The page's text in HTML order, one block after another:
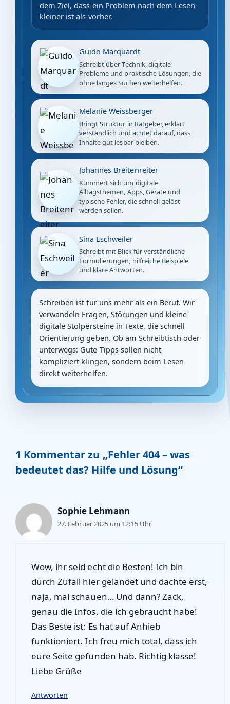
dem Ziel, dass ein Problem nach dem Lesen
kleiner ist als vorher.
Guido Marquardt
Schreibt über Technik, digitale
Probleme und praktische Lösungen, die
ohne langes Suchen weiterhelfen.
Melanie Weissberger
Bringt Struktur in Ratgeber, erklärt
verständlich und achtet darauf, dass
Inhalte gut lesbar bleiben.
Johannes Breitenreiter
Kümmert sich um digitale
Alltagsthemen, Apps, Geräte und
typische Fehler, die schnell gelöst
werden sollen.
Sina Eschweiler
Schreibt mit Blick für verständliche
Formulierungen, hilfreiche Beispiele
und klare Antworten.
Schreiben ist für uns mehr als ein Beruf. Wir
verwandeln Fragen, Störungen und kleine
digitale Stolpersteine in Texte, die schnell
Orientierung geben. Ob am Schreibtisch oder
unterwegs: Gute Tipps sollen nicht
kompliziert klingen, sondern beim Lesen
direkt weiterhelfen.
1 Kommentar zu „Fehler 404 – was
bedeutet das? Hilfe und Lösung“
Sophie Lehmann
27. Februar 2025 um 12:15 Uhr
Wow, ihr seid echt die Besten! Ich bin
durch Zufall hier gelandet und dachte erst,
naja, mal schauen… Und dann? Zack,
genau die Infos, die ich gebraucht habe!
Das Beste ist: Es hat auf Anhieb
funktioniert. Ich freu mich total, dass ich
eure Seite gefunden hab. Richtig klasse!
Liebe Grüße
Antworten